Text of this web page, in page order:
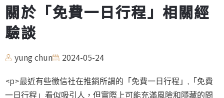
關於「免費一日行程」相關經
驗談
yung chun 2024-05-24
<p>最近有些徵信社在推銷所謂的「免費一日行程」,「免費
一日行程」看似吸引人，但實際上可能充滿風險和隱藏的問